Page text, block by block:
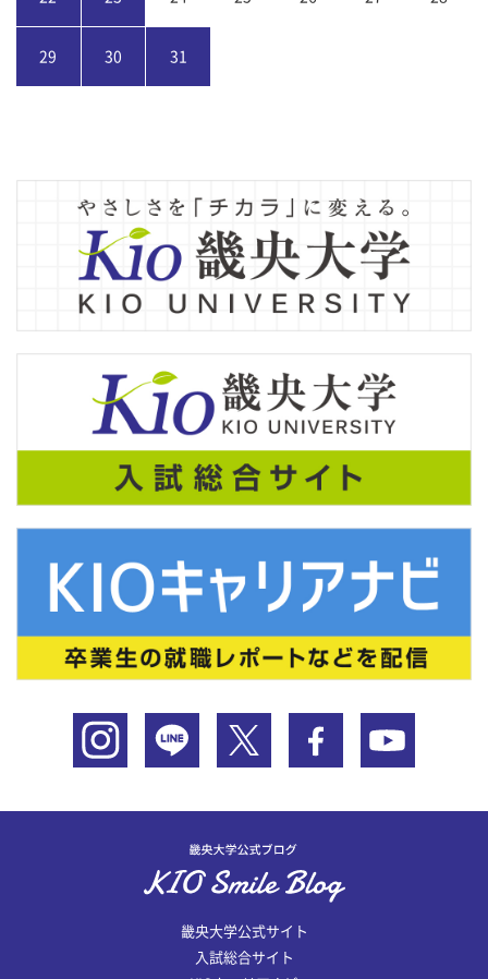
29 30 31
畿央大学公式サイト
入試総合サイト